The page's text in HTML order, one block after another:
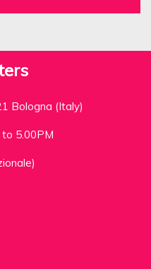
Bologna (Italy)
5.00PM